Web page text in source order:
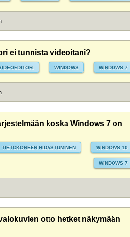
ei tunnista videoitani?
WINDOWS WINDOWS 7
koska Windows 7 on
TIETOKONEEN HIDASTUMINEN WINDOWS 10
WINDOWS 7
otto hetket näkymään